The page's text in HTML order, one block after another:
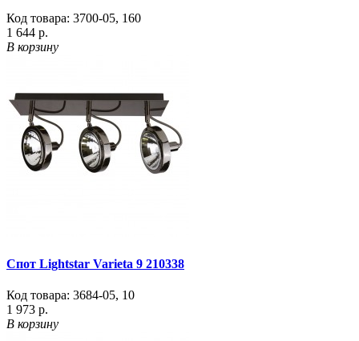
Код товара: 3700-05, 160
1 644 р.
В корзину
Спот Lightstar Varieta 9 210338
Код товара: 3684-05, 10
1 973 р.
В корзину